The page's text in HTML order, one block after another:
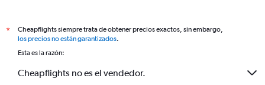
*
Cheapflights siempre trata de obtener precios exactos, sin embargo,
los precios no están garantizados.
Esta es la razón:
Cheapflights no es el vendedor.